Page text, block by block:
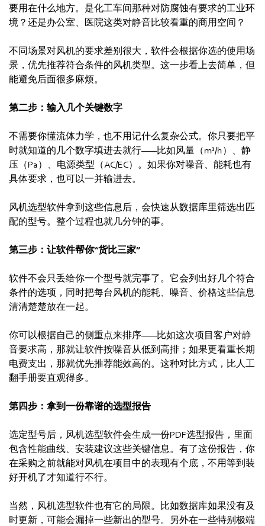
要用在什么地方。是化工车间那种对防腐蚀有要求的工业环
境？还是办公室、医院这类对静音比较看重的商用空间？
不同场景对风机的要求差别很大，软件会根据你选的使用场
景，优先推荐符合条件的风机类型。这一步看上去简单，但
能避免后面很多麻烦。
第二步：输入几个关键数字
不需要你懂流体力学，也不用记什么复杂公式。你只要把平
时就知道的几个数字填进去就行——比如风量（m³/h）、静
压（Pa）、电源类型（AC/EC）。如果你对噪音、能耗也有
具体要求，也可以一并输进去。
风机选型软件拿到这些信息后，会快速从数据库里筛选出匹
配的型号。整个过程也就几分钟的事。
第三步：让软件帮你“货比三家”
软件不会只丢给你一个型号就完事了。它会列出好几个符合
条件的选项，同时把每台风机的能耗、噪音、价格这些信息
清清楚楚放在一起。
你可以根据自己的侧重点来排序——比如这次项目客户对静
音要求高，那就让软件按噪音从低到高排；如果更看重长期
电费支出，那就优先推荐能效高的。这种对比方式，比人工
翻手册要直观得多。
第四步：拿到一份靠谱的选型报告
选定型号后，风机选型软件会生成一份PDF选型报告，里面
包含性能曲线、安装建议这些关键信息。有了这份报告，你
在采购之前就能对风机在项目中的表现有个底，不用等到装
好开机了才知道行不行。
当然，风机选型软件也有它的局限。比如数据库如果没有及
时更新，可能会漏掉一些新出的型号。另外在一些特别极端